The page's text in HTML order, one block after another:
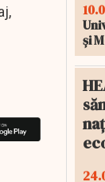
și